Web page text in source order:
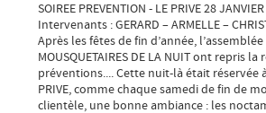
SOIREE PREVENTION - LE PRIVE 28
Intervenants : GERARD – ARMELLE –
Après les fêtes de fin d’année, l’assemblée
MOUSQUETAIRES DE LA NUIT ont repris la
préventions.... Cette nuit-là était réservée
PRIVE, comme chaque samedi de fin de
clientèle, une bonne ambiance : les